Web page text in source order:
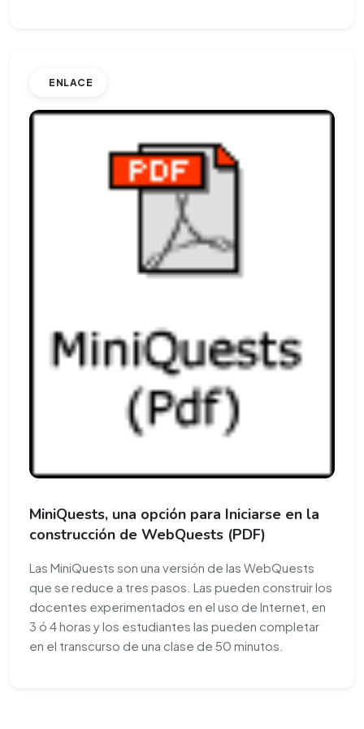
ENLACE
MiniQuests, una opción para Iniciarse en la
construcción de WebQuests (PDF)
Las MiniQuests son una versión de las WebQuests
que se reduce a tres pasos. Las pueden construir los
docentes experimentados en el uso de Internet, en
3 ó 4 horas y los estudiantes las pueden completar
en el transcurso de una clase de 50 minutos.